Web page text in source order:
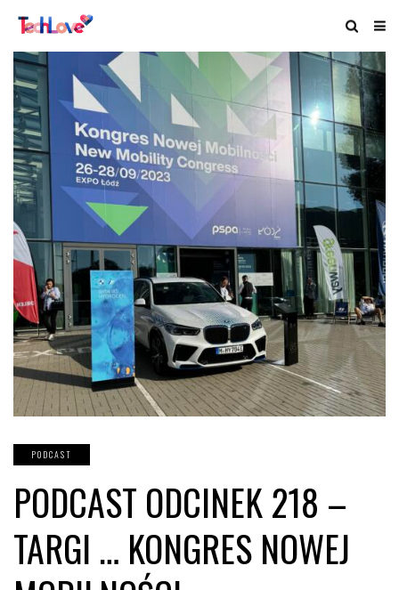
PODCAST
PODCAST ODCINEK 218 –
TARGI … KONGRES NOWEJ